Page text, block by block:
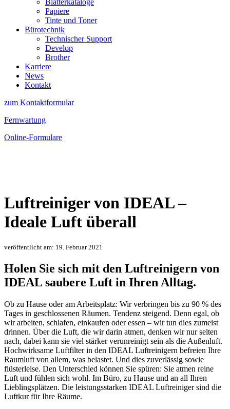
Blätterkataloge
Papiere
Tinte und Toner
Bürotechnik
Technischer Support
Develop
Brother
Karriere
News
Kontakt
zum Kontaktformular
Fernwartung
Online-Formulare
Luftreiniger von IDEAL –
Ideale Luft überall
veröffentlicht am: 19. Februar 2021
Holen Sie sich mit den Luftreinigern von
IDEAL saubere Luft in Ihren Alltag.
Ob zu Hause oder am Arbeitsplatz: Wir verbringen bis zu 90 % des
Tages in geschlossenen Räumen. Tendenz steigend. Denn egal, ob
wir arbeiten, schlafen, einkaufen oder essen – wir tun dies zumeist
drinnen. Über die Luft, die wir darin atmen, denken wir nur selten
nach, dabei kann sie viel stärker verunreinigt sein als die Außenluft.
Hochwirksame Luftfilter in den IDEAL Luftreinigern befreien Ihre
Raumluft von allem, was belastet. Und dies zuverlässig sowie
flüsterleise. Den Unterschied können Sie spüren: Sie atmen reine
Luft und fühlen sich wohl. Im Büro, zu Hause und an all Ihren
Lieblingsplätzen. Die leistungsstarken IDEAL Luftreiniger sind die
Luftkur für Ihre Räume.